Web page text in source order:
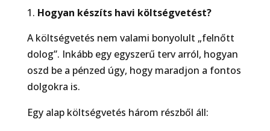
Hogyan készíts havi költségvetést?
A költségvetés nem valami bonyolult „felnőtt
dolog”. Inkább egy egyszerű terv arról, hogyan
oszd be a pénzed úgy, hogy maradjon a fontos
dolgokra is.
Egy alap költségvetés három részből áll: